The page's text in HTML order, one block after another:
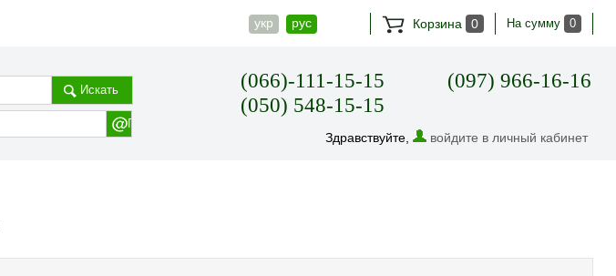
укр рус Корзина 0 На сумму 0
Искать
(066)-111-15-15
(050) 548-15-15
(097) 966-16-16
Здравствуйте, войдите в личный кабинет